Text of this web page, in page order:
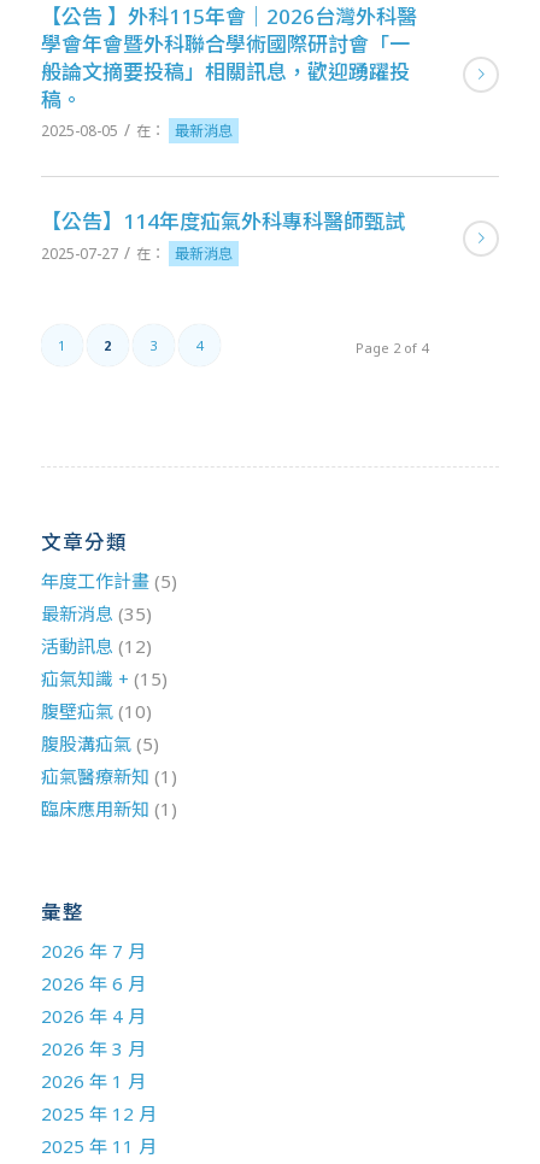
【公告 】外科115年會｜2026台灣外科醫
學會年會暨外科聯合學術國際研討會「一
般論文摘要投稿」相關訊息，歡迎踴躍投
稿。
2025-08-05 / 在： 最新消息
【公告】114年度疝氣外科專科醫師甄試
2025-07-27 / 在： 最新消息
Page 2 of 4
1 2 3 4
文章分類
年度工作計畫(5)
最新消息 (35)
活動訊息 (12)
疝氣知識 + (15)
腹壁疝氣(10)
腹股溝疝氣(5)
疝氣醫療新知 (1)
臨床應用新知 (1)
彙整
2026 年 7 月
2026 年 6 月
2026 年 4 月
2026 年 3 月
2026 年 1 月
2025 年 12 月
2025 年 11 月